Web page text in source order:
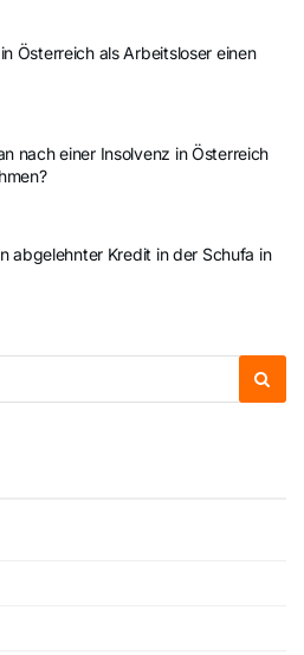
Österreich als Arbeitsloser einen
nach einer Insolvenz in Österreich
abgelehnter Kredit in der Schufa in